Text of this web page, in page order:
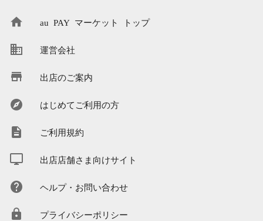
au PAY マーケット トップ
運営会社
出店のご案内
はじめてご利用の方
ご利用規約
出店店舗さま向けサイト
ヘルプ・お問い合わせ
プライバシーポリシー